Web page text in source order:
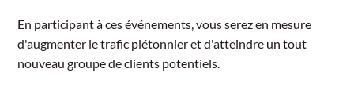
En participant à ces événements, vous serez en mesure
d'augmenter le trafic piétonnier et d'atteindre un tout
nouveau groupe de clients potentiels.